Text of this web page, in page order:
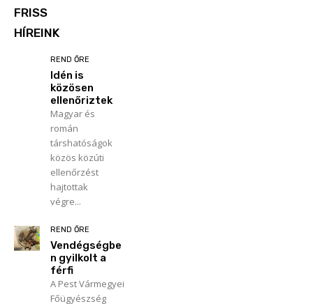
FRISS
HÍREINK
REND ŐRE
Idén is
közösen
ellenőriztek
Magyar és
román
társhatóságok
közös közúti
ellenőrzést
hajtottak
végre...
REND ŐRE
Vendégségbe
n gyilkolt a
férfi
A Pest Vármegyei
Főügyészség